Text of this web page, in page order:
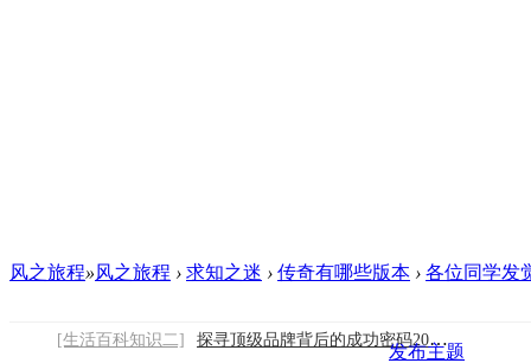
风之旅程»风之旅程 › 求知之迷 › 传奇有哪些版本 › 各位同学发
[生活百科知识二]
探寻顶级品牌背后的成功密码2026/8/7
发布主题